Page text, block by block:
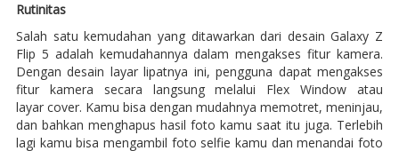
Rutinitas
Salah satu kemudahan yang ditawarkan dari desain Galaxy Z
Flip 5 adalah kemudahannya dalam mengakses fitur kamera.
Dengan desain layar lipatnya ini, pengguna dapat mengakses
fitur kamera secara langsung melalui Flex Window atau
layar cover. Kamu bisa dengan mudahnya memotret, meninjau,
dan bahkan menghapus hasil foto kamu saat itu juga. Terlebih
lagi kamu bisa mengambil foto selfie kamu dan menandai foto